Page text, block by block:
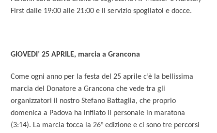
First dalle 19:00 alle 21:00 e il servizio spogliatoi e docce.
GIOVEDI’ 25 APRILE, marcia a Grancona
Come ogni anno per la festa del 25 aprile c’è la bellissima
marcia del Donatore a Grancona che vede tra gli
organizzatori il nostro Stefano Battaglia, che proprio
domenica a Padova ha infilato il personale in maratona
(3:14). La marcia tocca la 26° edizione e ci sono tre percorsi